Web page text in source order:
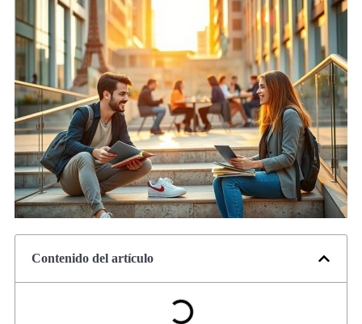
Contenido del artículo